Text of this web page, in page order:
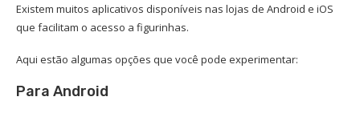
Existem muitos aplicativos disponíveis nas lojas de Android e iOS
que facilitam o acesso a figurinhas.
Aqui estão algumas opções que você pode experimentar:
Para Android